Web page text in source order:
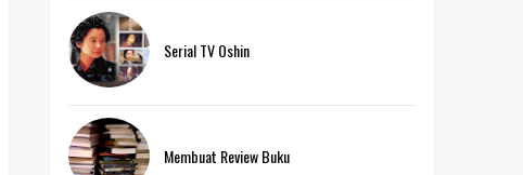
Serial TV Oshin
Membuat Review Buku